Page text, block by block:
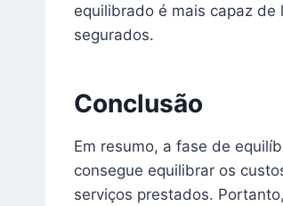
equilibrado é mais capaz
segurados.
Conclusão
Em resumo, a fase de
consegue equilibrar os
serviços prestados.